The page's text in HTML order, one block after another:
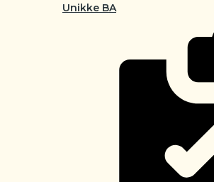
Unikke BA